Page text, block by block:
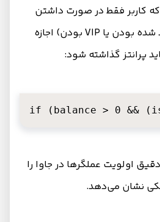
کاربر فقط در صورت داشتن
موجودی مثبت و (تأیید شده بودن یا VIP بودن) اجازه
پرانتز گذاشته شود:
if (balance > 0 &&
اولویت عملگرها در جاوا را
نشان می‌دهد.